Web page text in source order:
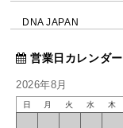
DNA JAPAN
営業日カレンダー
2026年8月
日 月 火 水 木